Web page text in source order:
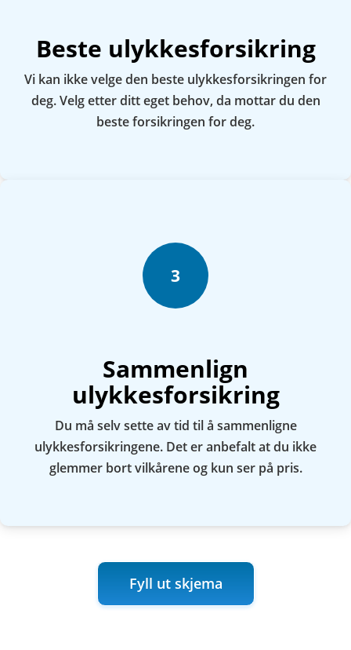
Beste ulykkesforsikring
Vi kan ikke velge den beste ulykkesforsikringen for
deg. Velg etter ditt eget behov, da mottar du den
beste forsikringen for deg.
3
Sammenlign
ulykkesforsikring
Du må selv sette av tid til å sammenligne
ulykkesforsikringene. Det er anbefalt at du ikke
glemmer bort vilkårene og kun ser på pris.
Fyll ut skjema